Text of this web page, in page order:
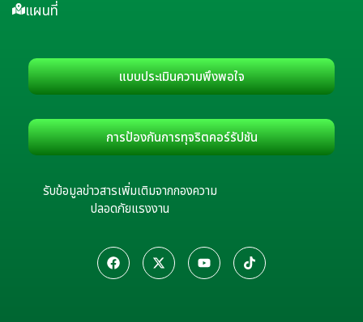
แผนที่
แบบประเมินความพึงพอใจ
การป้องกันการทุจริตคอร์รัปชัน
รับข้อมูลข่าวสารเพิ่มเติมจากกองความ
ปลอดภัยแรงงาน